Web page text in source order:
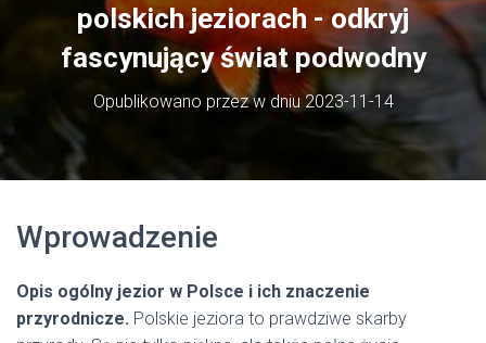
N
A
polskich jeziorach - odkryj
fascynujący świat podwodny
Opublikowano przezw dniu2023-11-14
Wprowadzenie
Opis ogólny jezior w Polsce i ich znaczenie
przyrodnicze. Polskie jeziora to prawdziwe skarby